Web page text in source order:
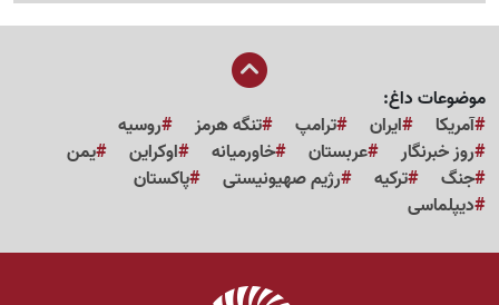
موضوعات داغ:
آمریکا
ایران ترامپ تنگه هرمز
روسیه
روز خبرنگار
عربستان خاورمیانه اوکراین
یمن
جنگ
ترکیه رژیم صهیونیستی
پاکستان
دیپلماسی